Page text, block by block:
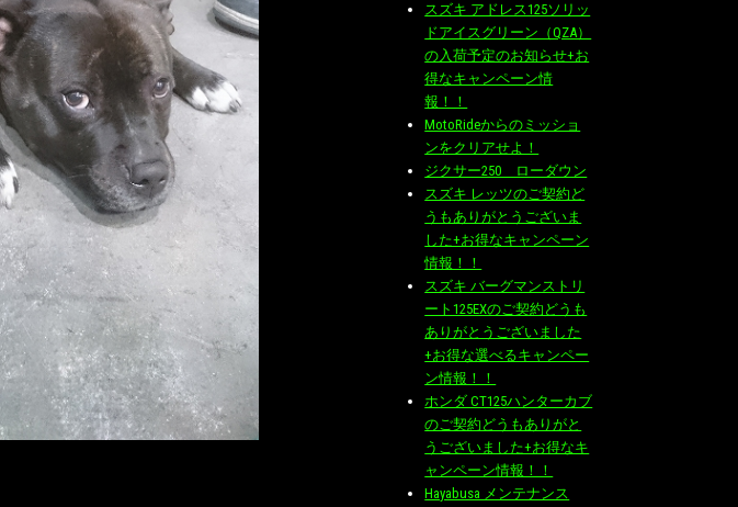
スズキ アドレス125ソリッ
ドアイスグリーン（QZA）
の入荷予定のお知らせ+お
得なキャンペーン情
報！！
MotoRideからのミッショ
ンをクリアせよ！
ジクサー250 ローダウン
スズキ レッツのご契約ど
うもありがとうございま
した+お得なキャンペーン
情報！！
スズキ バーグマンストリ
ート125EXのご契約どうも
ありがとうございました
+お得な選べるキャンペー
ン情報！！
ホンダ CT125ハンターカブ
のご契約どうもありがと
うございました+お得なキ
ャンペーン情報！！
Hayabusa メンテナンス